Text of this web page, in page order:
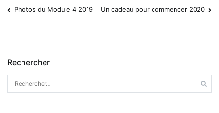
Navigation
l’article
Photos du Module 4 2019 Un cadeau pour commencer 2020
Rechercher
Rechercher :